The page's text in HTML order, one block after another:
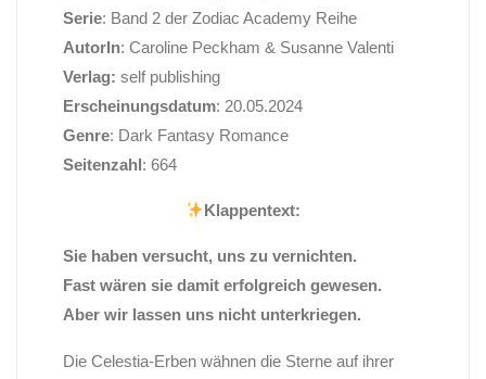
Serie: Band 2 der Zodiac Academy Reihe
AutorIn: Caroline Peckham & Susanne Valenti
Verlag: self publishing
Erscheinungsdatum: 20.05.2024
Genre: Dark Fantasy Romance
Seitenzahl: 664
Klappentext:
Sie haben versucht, uns zu vernichten.
Fast wären sie damit erfolgreich gewesen.
Aber wir lassen uns nicht unterkriegen.
Die Celestia-Erben wähnen die Sterne auf ihrer